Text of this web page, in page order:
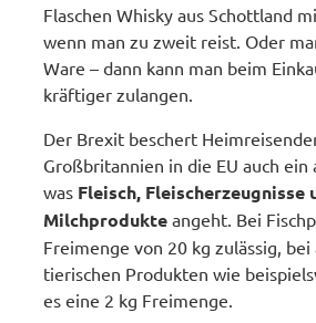
Flaschen Whisky aus Schottland
wenn man zu zweit reist. Oder
Ware – dann kann man beim
kräftiger zulangen.
Der Brexit beschert
Großbritannien in die EU auch ein
was Fleisch, Fleischerzeugnisse
Milchprodukte angeht. Bei
Freimenge von 20 kg zulässig, bei
tierischen Produkten wie
es eine 2 kg Freimenge.